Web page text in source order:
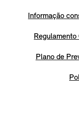
Informação
Plano de